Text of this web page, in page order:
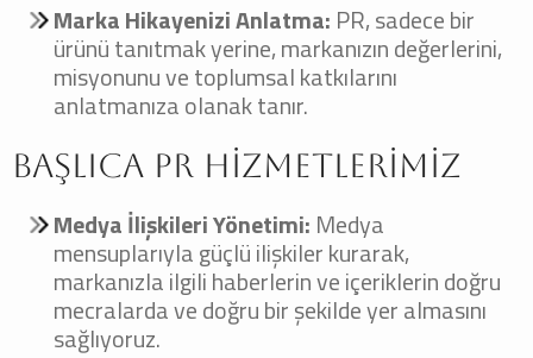
Marka Hikayenizi Anlatma: PR, sadece bir
ürünü tanıtmak yerine, markanızın değerlerini,
misyonunu ve toplumsal katkılarını
anlatmanıza olanak tanır.
Başlıca PR Hizmetlerimiz
Medya İlişkileri Yönetimi: Medya
mensuplarıyla güçlü ilişkiler kurarak,
markanızla ilgili haberlerin ve içeriklerin doğru
mecralarda ve doğru bir şekilde yer almasını
sağlıyoruz.